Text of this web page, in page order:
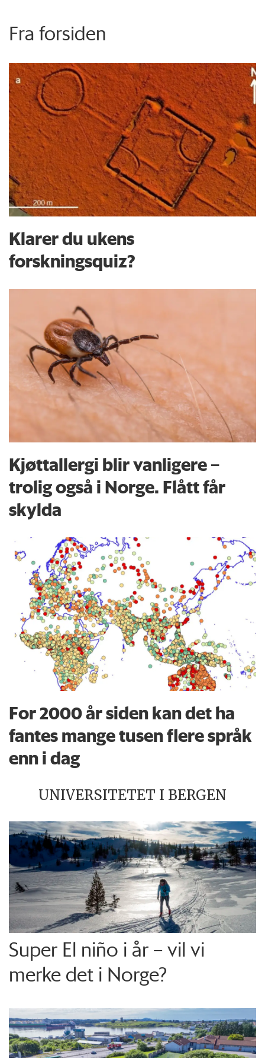
Fra forsiden
Klarer du ukens
forskningsquiz?
Kjøttallergi blir vanligere –
trolig også i Norge. Flått får
skylda
For 2000 år siden kan det ha
fantes mange tusen flere språk
enn i dag
UNIVERSITETET I BERGEN
Super El niño i år – vil vi
merke det i Norge?